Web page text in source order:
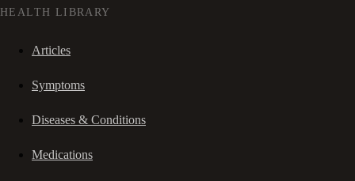
HEALTH LIBRARY
Articles
Symptoms
Diseases & Conditions
Medications